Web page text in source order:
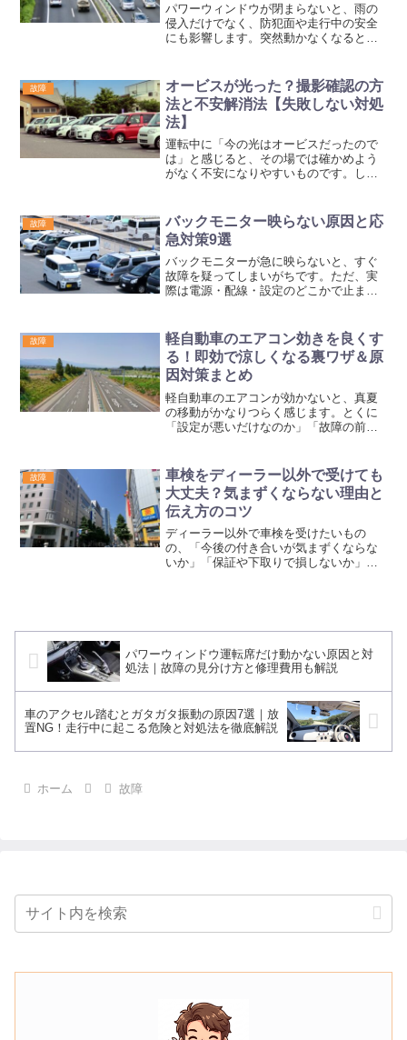
パワーウィンドウが閉まらないと、雨の
侵入だけでなく、防犯面や走行中の安全
にも影響します。突然動かなくなると
のげばいいか」で迷いやすいものです。
実際には、原因によって安全...
故障
オービスが光った？撮影確認の方
法と不安解消法【失敗しない対処
法】
運転中に「今の光はオービスだったので
は」と感じると、その場では確かめよう
がなく不安になりやすいものです。しか
と誤解が生まれます。この記事では、撮
影の可能性を考えるときに...
故障
バックモニター映らない原因と応
急対策9選
バックモニターが急に映らないと、すぐ
故障を疑ってしまいがちです。ただ、実
際は電源・配線・設定のどこかで止まっ
入れても画面が切り替わらない」「切り
替わるが真っ黒」「雨の...
故障
軽自動車のエアコン効きを良くす
る！即効で涼しくなる裏ワザ＆原
因対策まとめ
軽自動車のエアコンが効かないと、真夏
の移動がかなりつらく感じます。とくに
「設定が悪いだけなのか」「故障の前触
際には、乗車直後の熱気、内気循環の使
い方、フィルターの詰まり...
故障
車検をディーラー以外で受けても
大丈夫？気まずくならない理由と
伝え方のコツ
ディーラー以外で車検を受けたいもの
の、「今後の付き合いが気まずくならな
いか」「保証や下取りで損しないか」と
パワーウィンドウ運転席だけ動かない原因と対
処法｜故障の見分け方と修理費用も解説
車のアクセル踏むとガタガタ振動の原因7選｜放
置NG！走行中に起こる危険と対処法を徹底解説
ホーム 故障